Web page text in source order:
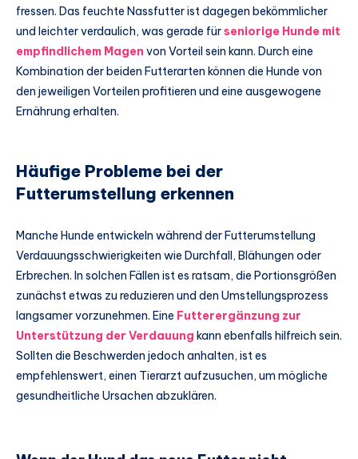
fressen. Das feuchte Nassfutter ist dagegen bekömmlicher
und leichter verdaulich, was gerade fürseniorige Hunde mit
empfindlichem Magen von Vorteil sein kann. Durch eine
Kombination der beiden Futterarten können die Hunde von
den jeweiligen Vorteilen profitieren und eine ausgewogene
Ernährung erhalten.
Häufige Probleme bei der
Futterumstellung erkennen
Manche Hunde entwickeln während der Futterumstellung
Verdauungsschwierigkeiten wie Durchfall, Blähungen oder
Erbrechen. In solchen Fällen ist es ratsam, die Portionsgrößen
zunächst etwas zu reduzieren und den Umstellungsprozess
langsamer vorzunehmen. Eine Futterergänzung zur
Unterstützung der Verdauung kann ebenfalls hilfreich sein.
Sollten die Beschwerden jedoch anhalten, ist es
empfehlenswert, einen Tierarzt aufzusuchen, um mögliche
gesundheitliche Ursachen abzuklären.